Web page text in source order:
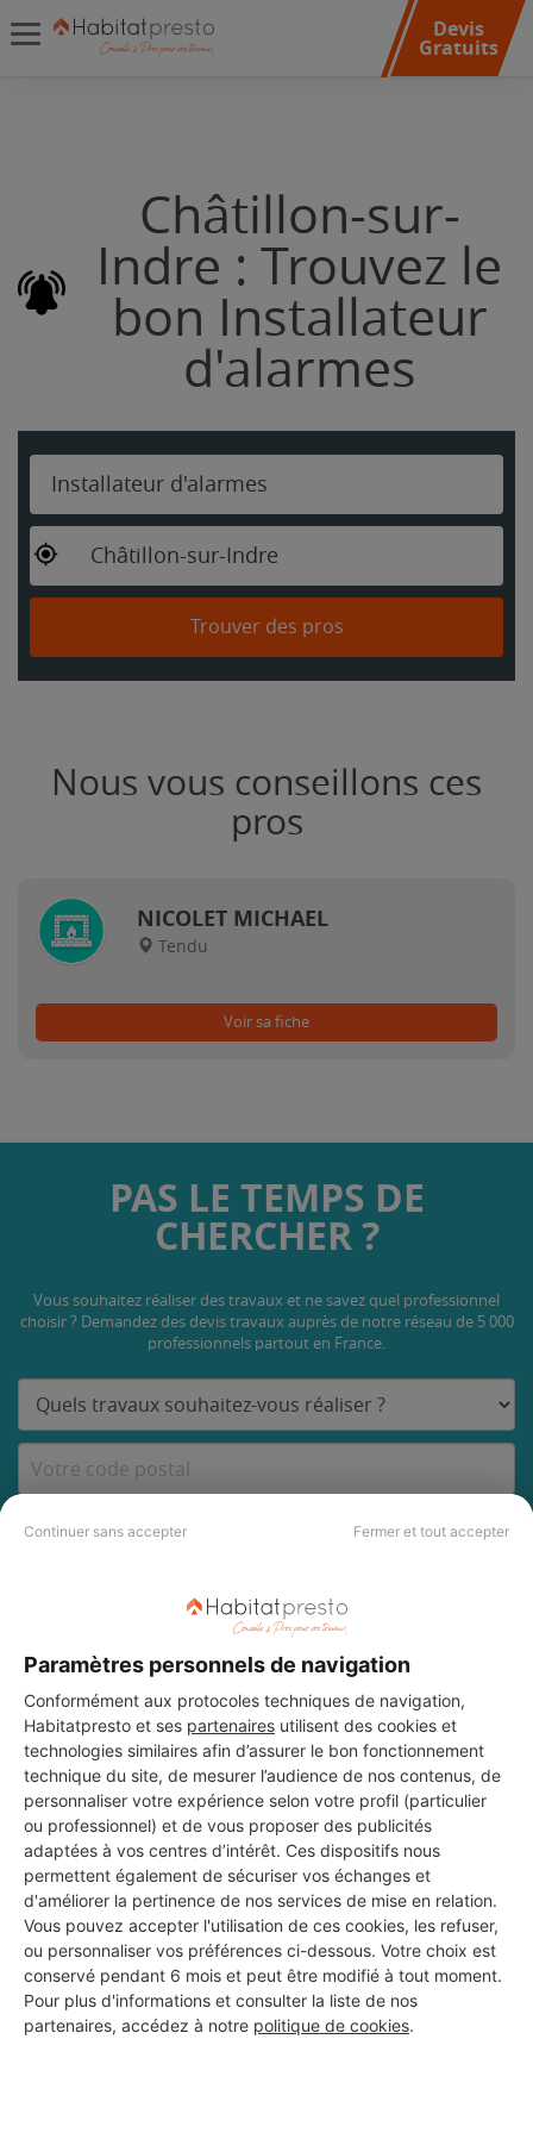
Continuer sans accepter Fermer et tout accepter
Paramètres personnels de navigation
Conformément aux protocoles techniques de navigation,
Habitatpresto et ses partenaires utilisent des cookies et
technologies similaires afin d’assurer le bon fonctionnement
technique du site, de mesurer l’audience de nos contenus, de
personnaliser votre expérience selon votre profil (particulier
ou professionnel) et de vous proposer des publicités
adaptées à vos centres d’intérêt. Ces dispositifs nous
permettent également de sécuriser vos échanges et
d'améliorer la pertinence de nos services de mise en relation.
Vous pouvez accepter l'utilisation de ces cookies, les refuser,
ou personnaliser vos préférences ci-dessous. Votre choix est
conservé pendant 6 mois et peut être modifié à tout moment.
Pour plus d'informations et consulter la liste de nos
partenaires, accédez à notre politique de cookies.
Devis
Gratuits
Châtillon-sur-
Indre : Trouvez le
bon Installateur
d'alarmes
Installateur d'alarmes
Châtillon-sur-Indre
Trouver des pros
Nous vous conseillons ces
pros
NICOLET MICHAEL
Tendu
Voir sa fiche
PAS LE TEMPS DE
CHERCHER ?
Vous souhaitez réaliser des travaux et ne savez quel professionnel
choisir ? Demandez des devis travaux auprès de notre réseau de 5 000
professionnels partout en France.
DEMANDER UN DEVIS
Aucun autre professionnel disponible dans cette zone
géographique.